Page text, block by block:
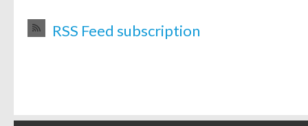
RSS Feed subscription